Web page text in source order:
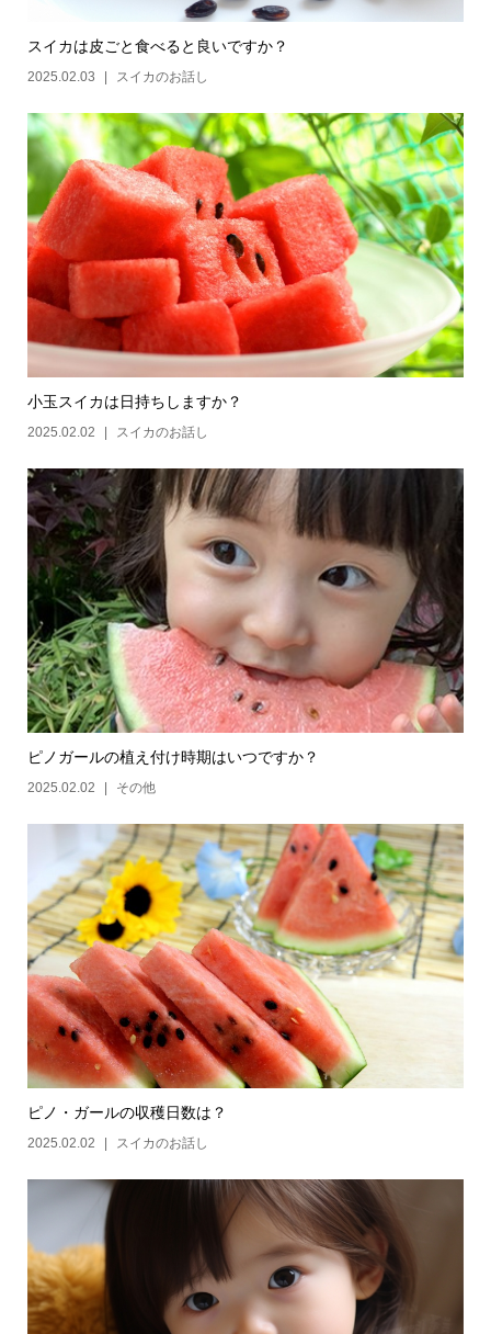
スイカは皮ごと食べると良いですか？
2025.02.03 スイカのお話し
小玉スイカは日持ちしますか？
2025.02.02 スイカのお話し
ピノガールの植え付け時期はいつですか？
2025.02.02 その他
ピノ・ガールの収穫日数は？
2025.02.02 スイカのお話し